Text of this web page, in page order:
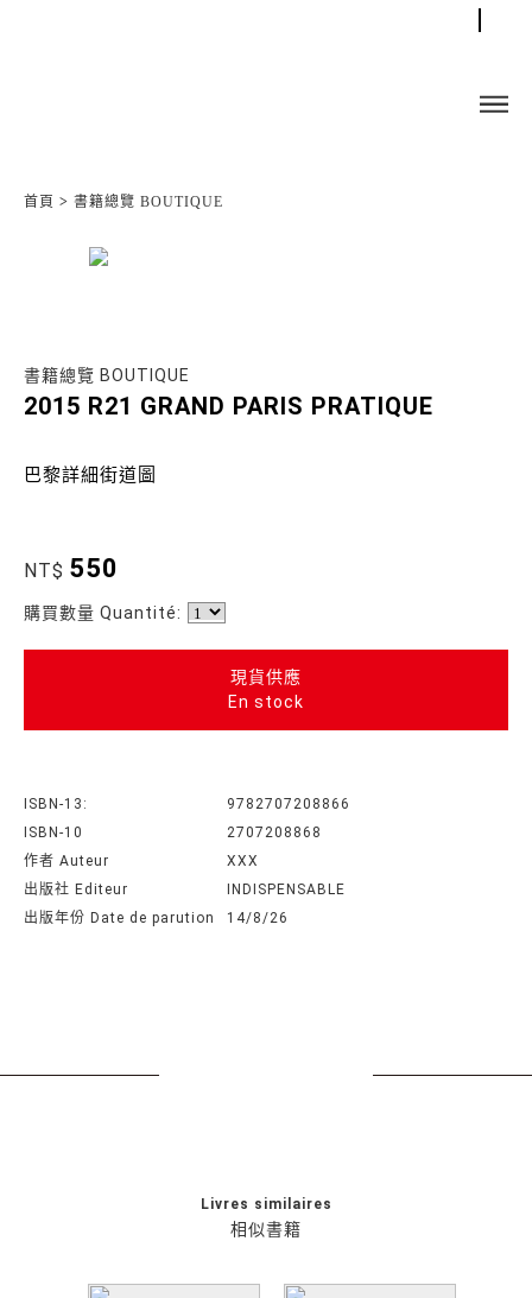
首頁 > 書籍總覽 BOUTIQUE
書籍總覽 BOUTIQUE
2015 R21 GRAND PARIS PRATIQUE
巴黎詳細街道圖
NT$ 550
購買數量 Quantité:
現貨供應
En stock
ISBN-13:
9782707208866
ISBN-10
2707208868
作者 Auteur
XXX
出版社 Editeur
INDISPENSABLE
出版年份 Date de parution
14/8/26
相似書籍
Livres similaires